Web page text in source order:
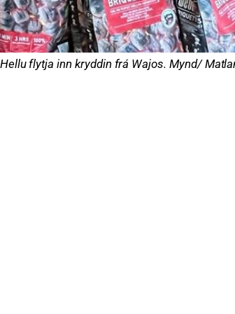
flytja inn kryddin frá Wajos. Mynd/